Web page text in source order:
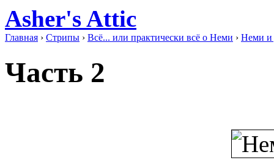
Asher's Attic
Главная › Стрипы › Всё... или практически всё о Неми › Неми и
Часть 2